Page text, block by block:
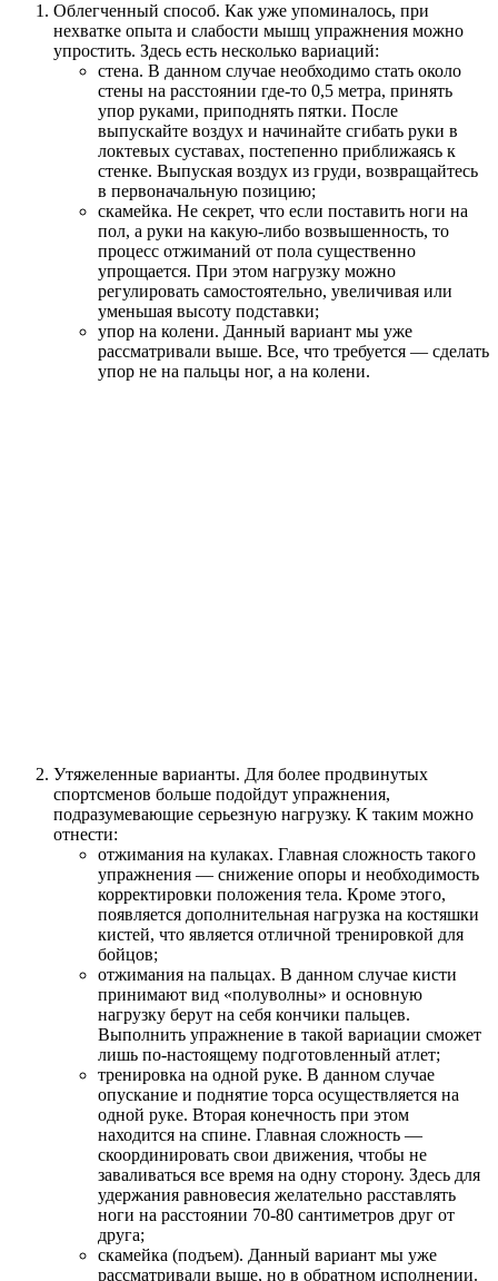
Облегченный способ. Как уже упоминалось, при
нехватке опыта и слабости мышц упражнения можно
упростить. Здесь есть несколько вариаций:
стена. В данном случае необходимо стать около
стены на расстоянии где-то 0,5 метра, принять
упор руками, приподнять пятки. После
выпускайте воздух и начинайте сгибать руки в
локтевых суставах, постепенно приближаясь к
стенке. Выпуская воздух из груди, возвращайтесь
в первоначальную позицию;
скамейка. Не секрет, что если поставить ноги на
пол, а руки на какую-либо возвышенность, то
процесс отжиманий от пола существенно
упрощается. При этом нагрузку можно
регулировать самостоятельно, увеличивая или
уменьшая высоту подставки;
упор на колени. Данный вариант мы уже
рассматривали выше. Все, что требуется — сделать
упор не на пальцы ног, а на колени.
Утяжеленные варианты. Для более продвинутых
спортсменов больше подойдут упражнения,
подразумевающие серьезную нагрузку. К таким можно
отнести:
отжимания на кулаках. Главная сложность такого
упражнения — снижение опоры и необходимость
корректировки положения тела. Кроме этого,
появляется дополнительная нагрузка на костяшки
кистей, что является отличной тренировкой для
бойцов;
отжимания на пальцах. В данном случае кисти
принимают вид «полуволны» и основную
нагрузку берут на себя кончики пальцев.
Выполнить упражнение в такой вариации сможет
лишь по-настоящему подготовленный атлет;
тренировка на одной руке. В данном случае
опускание и поднятие торса осуществляется на
одной руке. Вторая конечность при этом
находится на спине. Главная сложность —
скоординировать свои движения, чтобы не
заваливаться все время на одну сторону. Здесь для
удержания равновесия желательно расставлять
ноги на расстоянии 70-80 сантиметров друг от
друга;
скамейка (подъем). Данный вариант мы уже
рассматривали выше, но в обратном исполнении.